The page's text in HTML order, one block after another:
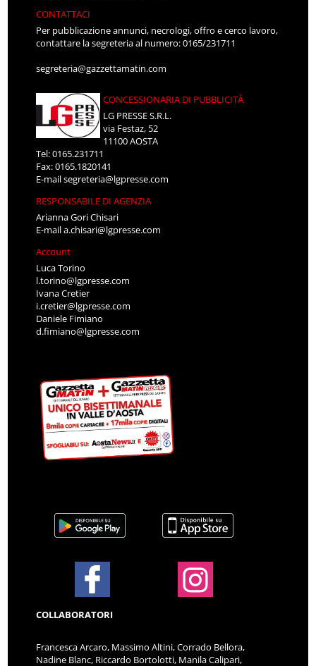
CONTATTACI
Per pubblicazione annunci, necrologi, offro e cerco lavoro,
contattare la segreteria al numero: 0165/231711
segreteria@gazzettamatin.com
CONCESSIONARIA DI PUBBLICITÀ
LG PRESSE S.R.L.
via Festaz, 52
11100 AOSTA
Tel: 0165.231711
Fax: 0165.1820141
E-mailsegreteria@lgpresse.com
RESPONSABILE DI AGENZIA
Arianna Gori Chisari
E-maila.chisari@lgpresse.com
Account
Luca Torino
l.torino@lgpresse.com
Ivana Cretier
i.cretier@lgpresse.com
Daniele Fimiano
d.fimiano@lgpresse.com
COLLABORATORI
Francesca Arcaro, Massimo Altini, Corrado Bellora,
Nadine Blanc, Riccardo Bortolotti, Manila Calipari,